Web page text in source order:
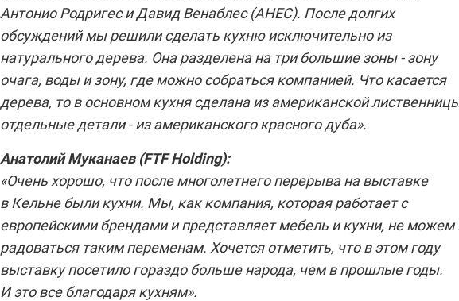
Антонио Родригес и Давид Венаблес (AHEC). После долгих
обсуждений мы решили сделать кухню исключительно из
натурального дерева. Она разделена на три большие зоны - зону
очага, воды и зону, где можно собраться компанией. Что касается
дерева, то в основном кухня сделана из американской
отдельные детали - из американского красного дуба».
Анатолий Муканаев (FTF Holding):
«Очень хорошо, что после многолетнего перерыва на выставке
в Кельне были кухни. Мы, как компания, которая работает с
европейскими брендами и представляет мебель и кухни, не можем
радоваться таким переменам. Хочется отметить, что в этом году
выставку посетило гораздо больше народа, чем в прошлые годы.
И это все благодаря кухням».